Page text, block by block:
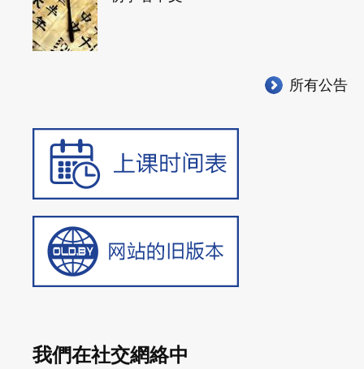
所有公告
我們在社交網絡中